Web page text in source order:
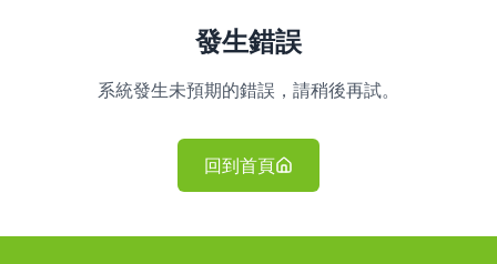
發生錯誤
系統發生未預期的錯誤，請稍後再試。
回到首頁